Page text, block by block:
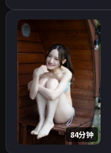
84分钟